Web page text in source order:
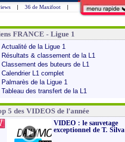
| 36 de Maxifoot |
FRANCE - Ligue 1
Actualité de la Ligue 1
Résultats & classement de la L1
Classement des buteurs de L1
Calendrier L1 complet
Palmarès de la Ligue 1
Tableau des transfert de la L1
5 des VIDEOS de l'année
VIDEO : le sauvetage
exceptionnel de T. Silva